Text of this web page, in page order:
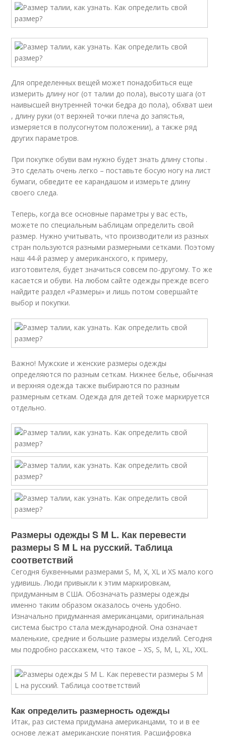
Для определенных вещей может понадобиться еще
измерить длину ног (от талии до пола), высоту шага (от
наивысшей внутренней точки бедра до пола), обхват шеи
, длину руки (от верхней точки плеча до запястья,
измеряется в полусогнутом положении), а также ряд
других параметров.
При покупке обуви вам нужно будет знать длину стопы .
Это сделать очень легко – поставьте босую ногу на лист
бумаги, обведите ее карандашом и измерьте длину
своего следа.
Теперь, когда все основные параметры у вас есть,
можете по специальным ьаблицам определить свой
размер. Нужно учитывать, что производители из разных
стран пользуются разными размерными сетками. Поэтому
наш 44-й размер у американского, к примеру,
изготовителя, будет значиться совсем по-другому. То же
касается и обуви. На любом сайте одежды прежде всего
найдите раздел «Размеры» и лишь потом совершайте
выбор и покупки.
Важно! Мужские и женские размеры одежды
определяются по разным сеткам. Нижнее белье, обычная
и верхняя одежда также выбираются по разным
размерным сеткам. Одежда для детей тоже маркируется
отдельно.
Размеры одежды S M L. Как перевести
размеры S M L на русский. Таблица
соответствий
Сегодня буквенными размерами S, M, X, XL и XS мало кого
удивишь. Люди привыкли к этим маркировкам,
придуманным в США. Обозначать размеры одежды
именно таким образом оказалось очень удобно.
Изначально придуманная американцами, оригинальная
система быстро стала международной. Она означает
маленькие, средние и большие размеры изделий. Сегодня
мы подробно расскажем, что такое – XS, S, M, L, XL, XXL.
Как определить размерность одежды
Итак, раз система придумана американцами, то и в ее
основе лежат американские понятия. Расшифровка